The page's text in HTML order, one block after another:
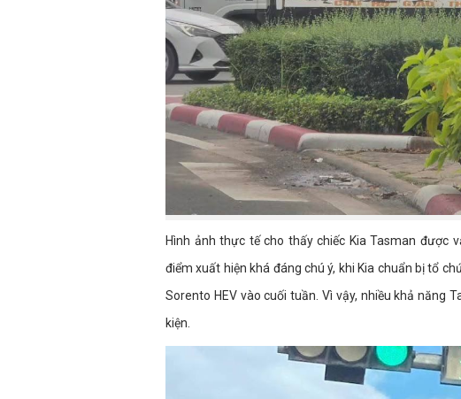
Hình ảnh thực tế cho thấy chiếc Kia Tasman được
điểm xuất hiện khá đáng chú ý, khi Kia chuẩn bị tổ
Sorento HEV vào cuối tuần. Vì vậy, nhiều khả
kiện.